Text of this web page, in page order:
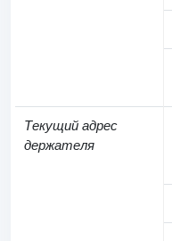
Текущий адрес
держателя